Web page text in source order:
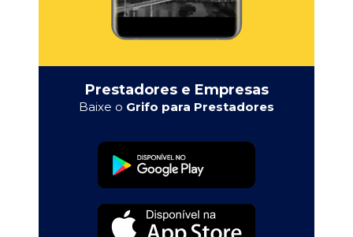
Prestadores e Empresas
Baixe o Grifo para Prestadores